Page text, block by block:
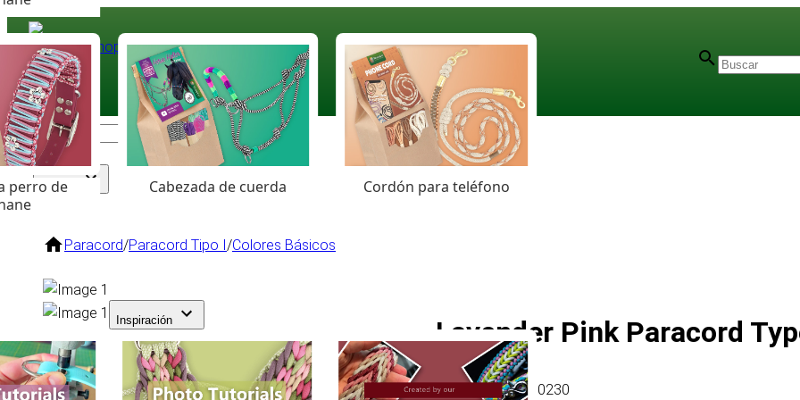
Paracord
Coloured Cord Paradise
Surtido
perro de
Cabezada de cuerda Cordón para teléfono
Inspiración
Paracord/Paracord Tipo I/Colores Básicos
Lavender Pink Paracord
Artículo # MT010230